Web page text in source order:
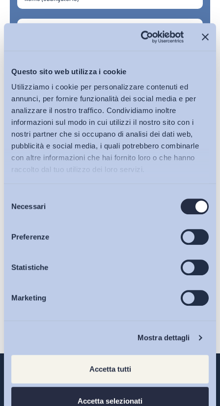
Questo sito web utilizza i cookie
Utilizziamo i cookie per personalizzare contenuti ed
annunci, per fornire funzionalità dei social media e per
analizzare il nostro traffico. Condividiamo inoltre
informazioni sul modo in cui utilizzi il nostro sito con i
nostri partner che si occupano di analisi dei dati web,
pubblicità e social media, i quali potrebbero combinarle
con altre informazioni che hai fornito loro o che hanno
raccolto dal tuo utilizzo dei loro servizi.
delNecessari
Preferenze
Statistiche
Marketing
Mostra dettagli
Accetta tutti
Accetta selezionati
Bollettini ADAPT
Articoli
Osservatori
Eventi
sulla pagina della